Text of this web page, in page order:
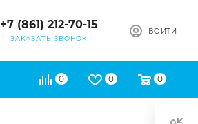
+7 (861) 212-70-15
ЗАКАЗАТЬ ЗВОНОК
ВОЙТИ
0 0 0